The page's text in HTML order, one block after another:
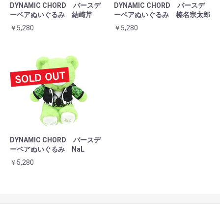
DYNAMIC CHORD バースデ
ーベアぬいぐるみ 結崎芹
￥5,280
DYNAMIC CHORD バースデ
ーベアぬいぐるみ 榛名宗太郎
￥5,280
DYNAMIC CHORD バースデ
ーベアぬいぐるみ NaL
￥5,280